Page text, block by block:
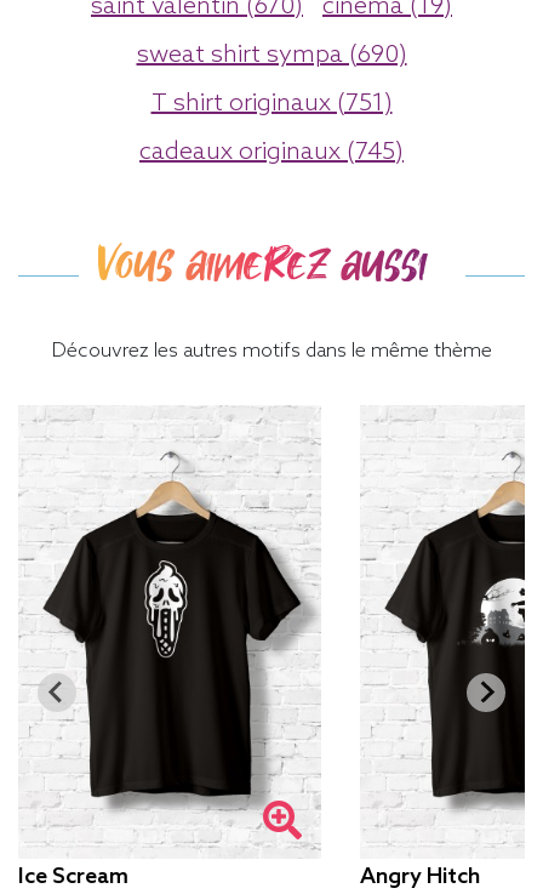
saint valentin (670)
cinema (19)
sweat shirt sympa (690)
T shirt originaux (751)
cadeaux originaux (745)
Vous aimerez aussi
Découvrez les autres motifs dans le même thème
Ice Scream Angry Hitch